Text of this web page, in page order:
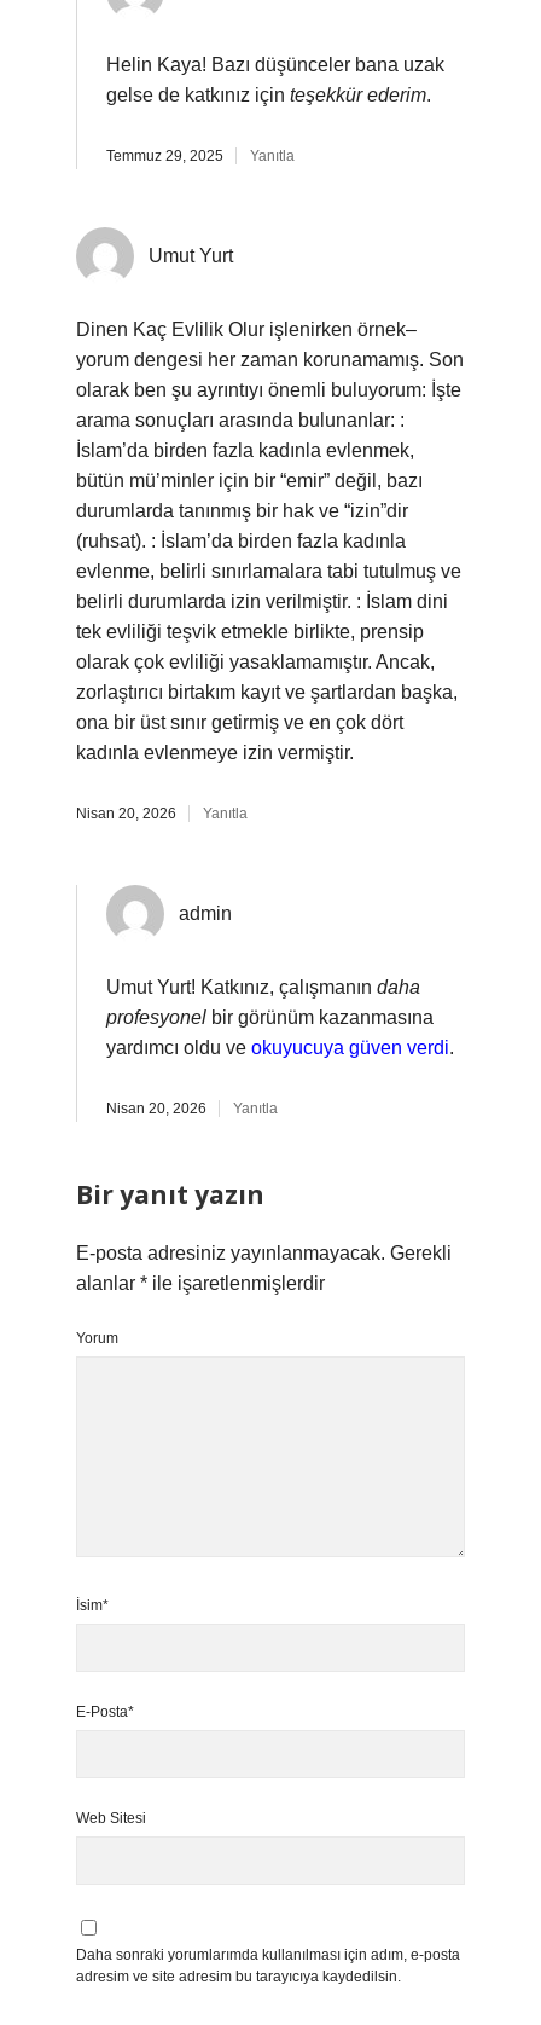
Helin Kaya! Bazı düşünceler bana uzak
gelse de katkınız için teşekkür ederim.
Temmuz 29, 2025 Yanıtla
Umut Yurt
Dinen Kaç Evlilik Olur işlenirken örnek–
yorum dengesi her zaman korunamamış. Son
olarak ben şu ayrıntıyı önemli buluyorum: İşte
arama sonuçları arasında bulunanlar: :
İslam’da birden fazla kadınla evlenmek,
bütün mü’minler için bir “emir” değil, bazı
durumlarda tanınmış bir hak ve “izin”dir
(ruhsat). : İslam’da birden fazla kadınla
evlenme, belirli sınırlamalara tabi tutulmuş ve
belirli durumlarda izin verilmiştir. : İslam dini
tek evliliği teşvik etmekle birlikte, prensip
olarak çok evliliği yasaklamamıştır. Ancak,
zorlaştırıcı birtakım kayıt ve şartlardan başka,
ona bir üst sınır getirmiş ve en çok dört
kadınla evlenmeye izin vermiştir.
Nisan 20, 2026 Yanıtla
admin
Umut Yurt! Katkınız, çalışmanın daha
profesyonel bir görünüm kazanmasına
yardımcı oldu ve okuyucuya güven verdi.
Nisan 20, 2026 Yanıtla
Bir yanıt yazın
E-posta adresiniz yayınlanmayacak. Gerekli
alanlar * ile işaretlenmişlerdir
Yorum
İsim*
E-Posta*
Web Sitesi
Daha sonraki yorumlarımda kullanılması için adım, e-posta
adresim ve site adresim bu tarayıcıya kaydedilsin.